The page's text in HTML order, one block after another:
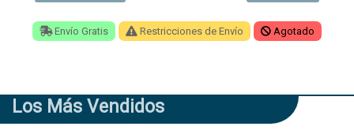
Envío Gratis Restricciones de Envío Agotado
Los Más Vendidos